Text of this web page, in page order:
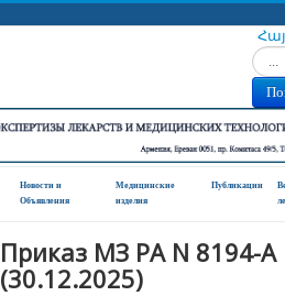
Новости и
Oбъявления
Медицинские
изделия
Публикации
Приказ МЗ РА N 8194-A
(30.12.2025)